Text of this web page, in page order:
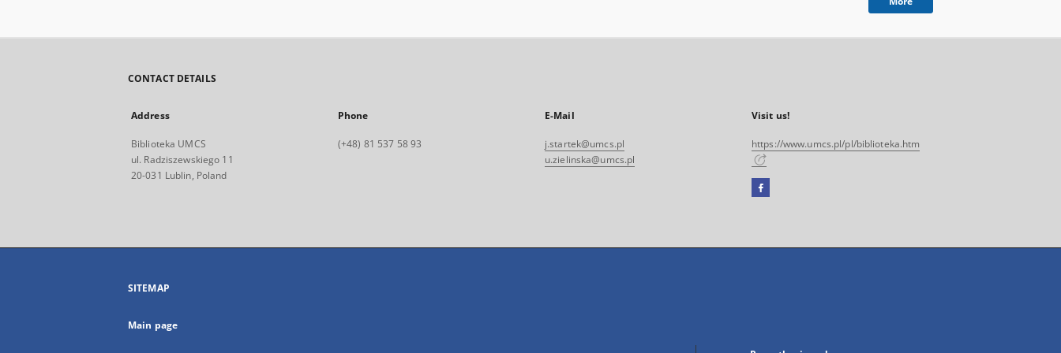
CONTACT DETAILS
Address
Biblioteka UMCS
ul. Radziszewskiego 11
20-031 Lublin, Poland
Phone
(+48) 81 537 58 93
E-Mail
j.startek@umcs.pl
u.zielinska@umcs.pl
Visit us!
https://www.umcs.pl/pl/biblioteka.htm
Facebook
open
SITEMAP
Main page